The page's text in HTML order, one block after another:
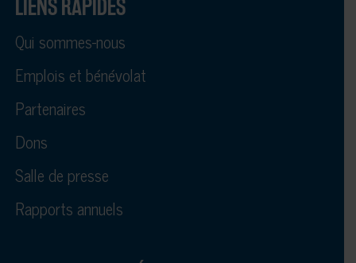
LIENS RAPIDES
Qui sommes-nous
Emplois et bénévolat
Partenaires
Dons
Salle de presse
Rapports annuels